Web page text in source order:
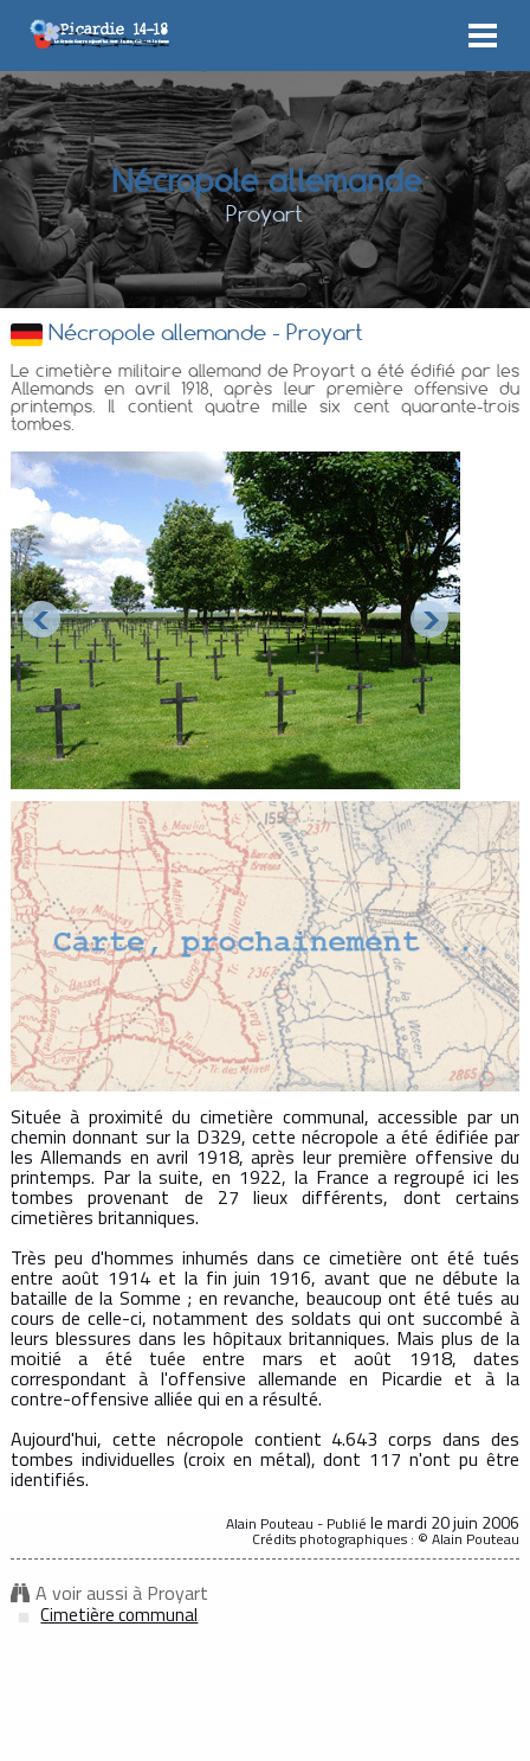
Nécropole allemande
Proyart
Nécropole allemande - Proyart
Le cimetière militaire allemand de Proyart a été édifié par les
Allemands en avril 1918, après leur première offensive du
printemps. Il contient quatre mille six cent quarante-trois
tombes.
Située à proximité du cimetière communal, accessible par un
chemin donnant sur la D329, cette nécropole a été édifiée par
les Allemands en avril 1918, après leur première offensive du
printemps. Par la suite, en 1922, la France a regroupé ici les
tombes provenant de 27 lieux différents, dont certains
cimetières britanniques.
Très peu d'hommes inhumés dans ce cimetière ont été tués
entre août 1914 et la fin juin 1916, avant que ne débute la
bataille de la Somme ; en revanche, beaucoup ont été tués au
cours de celle-ci, notamment des soldats qui ont succombé à
leurs blessures dans les hôpitaux britanniques. Mais plus de la
moitié a été tuée entre mars et août 1918, dates
correspondant à l'offensive allemande en Picardie et à la
contre-offensive alliée qui en a résulté.
Aujourd'hui, cette nécropole contient 4.643 corps dans des
tombes individuelles (croix en métal), dont 117 n'ont pu être
identifiés.
Alain Pouteau - Publiéle mardi 20 juin 2006
Crédits photographiques : © Alain Pouteau
A voir aussi à Proyart
Cimetière communal